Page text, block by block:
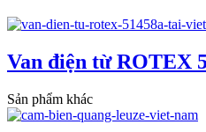
Van điện từ ROTEX
Sản phẩm khác